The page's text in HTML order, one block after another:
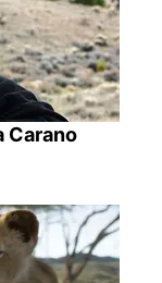
Carano